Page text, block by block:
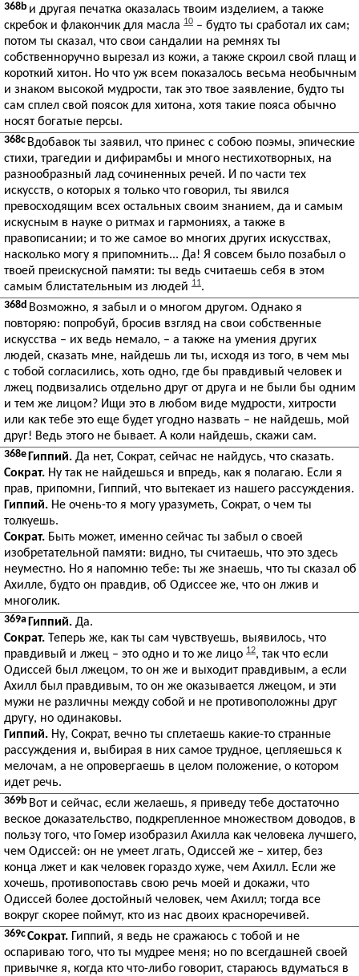
368b и другая печатка оказалась твоим изделием, а также
скребок и флакончик для масла 10 – будто ты сработал их сам;
потом ты сказал, что свои сандалии на ремнях ты
собственноручно вырезал из кожи, а также скроил свой плащ и
короткий хитон. Но что уж всем показалось весьма необычным
и знаком высокой мудрости, так это твое заявление, будто ты
сам сплел свой поясок для хитона, хотя такие пояса обычно
носят богатые персы.
368c Вдобавок ты заявил, что принес с собою поэмы, эпические
стихи, трагедии и дифирамбы и много нестихотворных, на
разнообразный лад сочиненных речей. И по части тех
искусств, о которых я только что говорил, ты явился
превосходящим всех остальных своим знанием, да и самым
искусным в науке о ритмах и гармониях, а также в
правописании; и то же самое во многих других искусствах,
насколько могу я припомнить... Да! Я совсем было позабыл о
твоей преискусной памяти: ты ведь считаешь себя в этом
самым блистательным из людей 11.
368d Возможно, я забыл и о многом другом. Однако я
повторяю: попробуй, бросив взгляд на свои собственные
искусства – их ведь немало, – а также на умения других
людей, сказать мне, найдешь ли ты, исходя из того, в чем мы
с тобой согласились, хоть одно, где бы правдивый человек и
лжец подвизались отдельно друг от друга и не были бы одним
и тем же лицом? Ищи это в любом виде мудрости, хитрости
или как тебе это еще будет угодно назвать – не найдешь, мой
друг! Ведь этого не бывает. А коли найдешь, скажи сам.
368e Гиппий. Да нет, Сократ, сейчас не найдусь, что сказать.
Сократ. Ну так не найдешься и впредь, как я полагаю. Если я
прав, припомни, Гиппий, что вытекает из нашего рассуждения.
Гиппий. Не очень-то я могу уразуметь, Сократ, о чем ты
толкуешь.
Сократ. Быть может, именно сейчас ты забыл о своей
изобретательной памяти: видно, ты считаешь, что это здесь
неуместно. Но я напомню тебе: ты же знаешь, что ты сказал об
Ахилле, будто он правдив, об Одиссее же, что он лжив и
многолик.
369a Гиппий. Да.
Сократ. Теперь же, как ты сам чувствуешь, выявилось, что
правдивый и лжец – это одно и то же лицо 12, так что если
Одиссей был лжецом, то он же и выходит правдивым, а если
Ахилл был правдивым, то он же оказывается лжецом, и эти
мужи не различны между собой и не противоположны друг
другу, но одинаковы.
Гиппий. Ну, Сократ, вечно ты сплетаешь какие-то странные
рассуждения и, выбирая в них самое трудное, цепляешься к
мелочам, а не опровергаешь в целом положение, о котором
идет речь.
369b Вот и сейчас, если желаешь, я приведу тебе достаточно
веское доказательство, подкрепленное множеством доводов, в
пользу того, что Гомер изобразил Ахилла как человека лучшего,
чем Одиссей: он не умеет лгать, Одиссей же – хитер, без
конца лжет и как человек гораздо хуже, чем Ахилл. Если же
хочешь, противопоставь свою речь моей и докажи, что
Одиссей более достойный человек, чем Ахилл; тогда все
вокруг скорее поймут, кто из нас двоих красноречивей.
369cСократ. Гиппий, я ведь не сражаюсь с тобой и не
оспариваю того, что ты мудрее меня; но по всегдашней своей
привычке я, когда кто что-либо говорит, стараюсь вдуматься в